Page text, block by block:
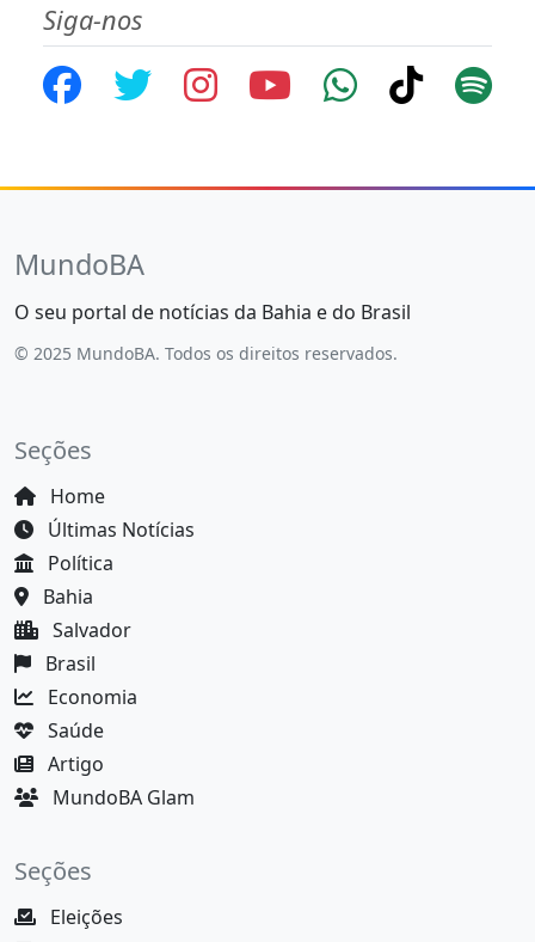
Siga-nos
MundoBA
O seu portal de notícias da Bahia e do Brasil
© 2025 MundoBA. Todos os direitos reservados.
Seções
Home
Últimas Notícias
Política
Bahia
Salvador
Brasil
Economia
Saúde
Artigo
MundoBA Glam
Seções
Eleições